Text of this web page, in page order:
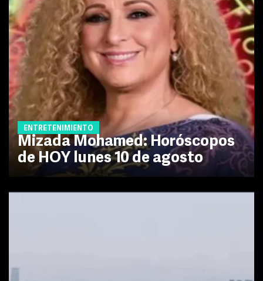
ENTRETENIMIENTO
Mizada Mohamed: Horóscopos
de HOY lunes 10 de agosto